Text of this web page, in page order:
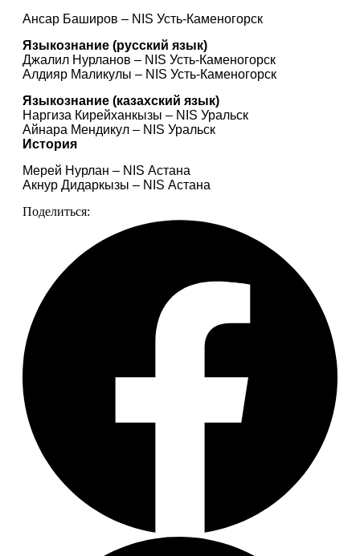
Ансар Баширов – NIS Усть-Каменогорск
Языкознание (русский язык)
Джалил Нурланов – NIS Усть-Каменогорск
Алдияр Маликулы – NIS Усть-Каменогорск
Языкознание (казахский язык)
Наргиза Кирейханкызы – NIS Уральск
Айнара Мендикул – NIS Уральск
История
Мерей Нурлан – NIS Астана
Акнур Дидаркызы – NIS Астана
Поделиться: